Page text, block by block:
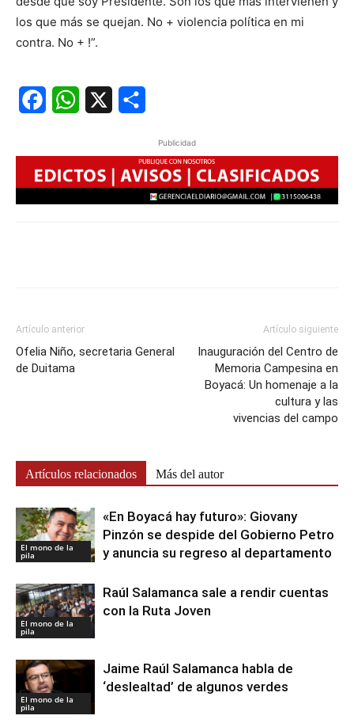
los que más se quejan. No + violencia política en mi
contra. No + !”.
FacebookWhatsApp
Publicidad
Artículo anterior
Ofelia Niño, secretaria General
de Duitama
Artículo siguiente
Inauguración del Centro de
Memoria Campesina en
Boyacá: Un homenaje a la
cultura y las
vivencias del campo
Artículos relacionados Más del autor
El mono de la
pila
«En Boyacá hay futuro»: Giovany
Pinzón se despide del Gobierno Petro
y anuncia su regreso al departamento
El mono de la
pila
Raúl Salamanca sale a rendir cuentas
con la Ruta Joven
El mono de la
pila
Jaime Raúl Salamanca habla de
‘deslealtad’ de algunos verdes